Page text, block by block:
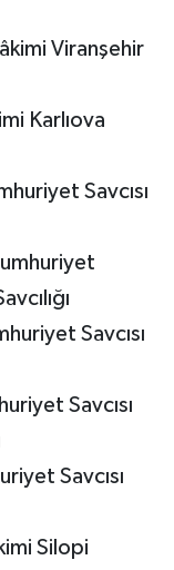
Viranşehir
Karlıova
Savcısı
Savcısı
Savcısı
Savcısı
Silopi